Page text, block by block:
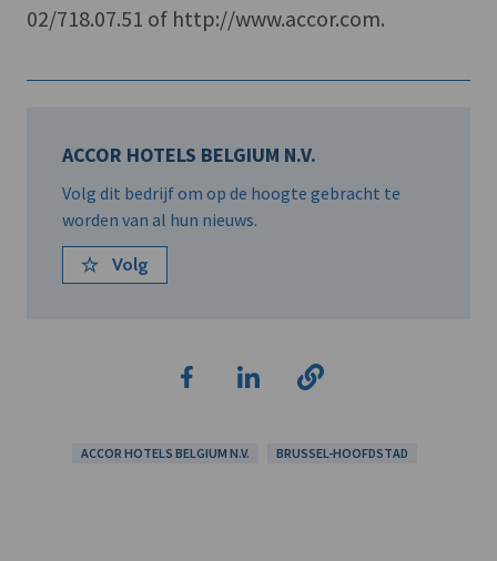
02/718.07.51 of http://www.accor.com.
ACCOR HOTELS BELGIUM N.V.
Volg dit bedrijf om op de hoogte gebracht te
worden van al hun nieuws.
Volg
ACCOR HOTELS BELGIUM N.V. BRUSSEL-HOOFDSTAD